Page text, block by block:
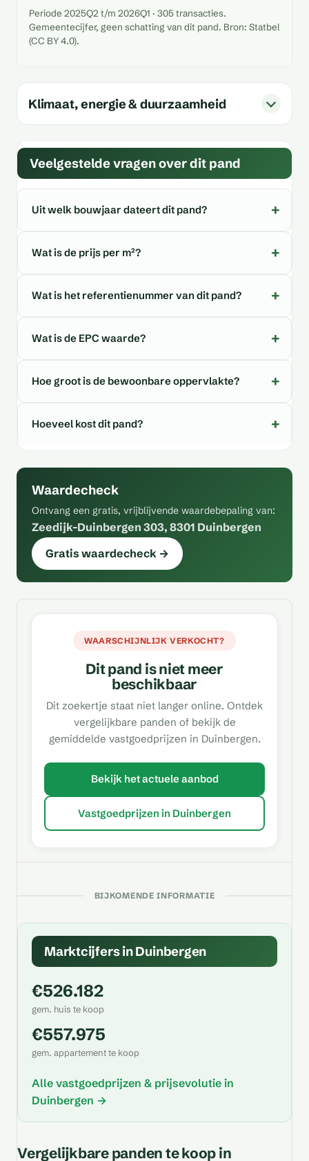
Periode 2025Q2 t/m 2026Q1 · 305 transacties.
Gemeentecijfer, geen schatting van dit pand. Bron: Statbel
(CC BY 4.0).
Klimaat, energie & duurzaamheid
Veelgestelde vragen over dit pand
Uit welk bouwjaar dateert dit pand?
Wat is de prijs per m²?
Wat is het referentienummer van dit pand?
Wat is de EPC waarde?
Hoe groot is de bewoonbare oppervlakte?
Hoeveel kost dit pand?
Waardecheck
Ontvang een gratis, vrijblijvende waardebepaling van:
Zeedijk-Duinbergen 303, 8301 Duinbergen
Gratis waardecheck →
WAARSCHIJNLIJK VERKOCHT?
Dit pand is niet meer
beschikbaar
Dit zoekertje staat niet langer online. Ontdek
vergelijkbare panden of bekijk de
gemiddelde vastgoedprijzen in Duinbergen.
Bekijk het actuele aanbod
Vastgoedprijzen in Duinbergen
BIJKOMENDE INFORMATIE
Marktcijfers in Duinbergen
€526.182
gem. huis te koop
€557.975
gem. appartement te koop
Alle vastgoedprijzen & prijsevolutie in
Duinbergen →
Vergelijkbare panden te koop in